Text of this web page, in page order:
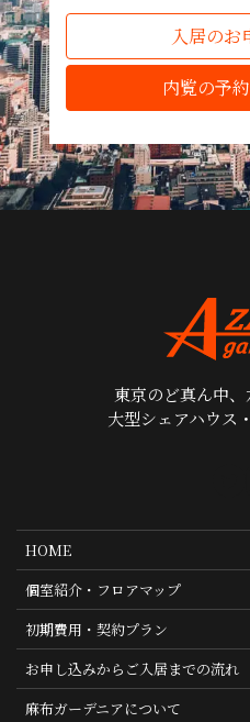
入居のお
内覧の予
東京のど真ん中
大型シェアハウス
HOME
個室紹介・フロアマップ
初期費用・契約プラン
お申し込みからご入居までの流れ
麻布ガーデニアについて